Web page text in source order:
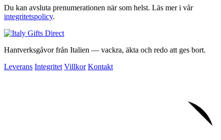
Du kan avsluta prenumerationen när som helst. Läs mer i vår
integritetspolicy.
Hantverksgåvor från Italien — vackra, äkta och redo att ges bort.
Leverans Integritet Villkor Kontakt